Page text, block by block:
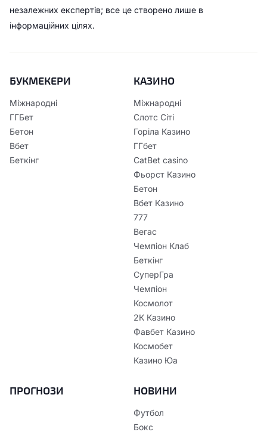
незалежних експертів; все це створено лише в
інформаційних цілях.
БУКМЕКЕРИ
Міжнародні
ГГБет
Бетон
Вбет
Беткінг
КАЗИНО
Міжнародні
Слотс Сіті
Горіла Казино
ГГбет
CatBet casino
Фьорст Казино
Бетон
Вбет Казино
777
Вегас
Чемпіон Клаб
Беткінг
СуперГра
Чемпіон
Космолот
2К Казино
Фавбет Казино
Космобет
Казино Юа
ПРОГНОЗИ НОВИНИ
Футбол
Бокс